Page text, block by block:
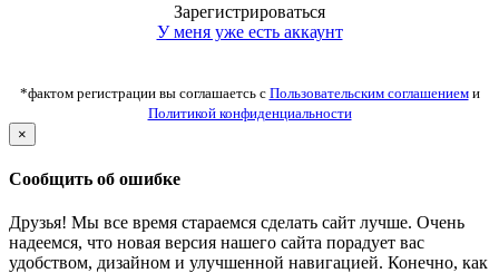
Зарегистрироваться
У меня уже есть аккаунт
*фактом регистрации вы соглашаетсь с Пользовательским соглашениеми
Политикой конфиденциальности
×
Сообщить об ошибке
Друзья! Мы все время стараемся сделать сайт лучше. Очень
надеемся, что новая версия нашего сайта порадует вас
удобством, дизайном и улучшенной навигацией. Конечно, как